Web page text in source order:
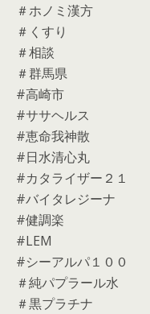
＃ホノミ漢方
＃くすり
＃相談
＃群馬県
#高崎市
#ササヘルス
#恵命我神散
#日水清心丸
#カタライザー２１
#バイタレジーナ
#健調楽
#LEM
#シーアルパ１００
＃純パプラール水
＃黒プラチナ